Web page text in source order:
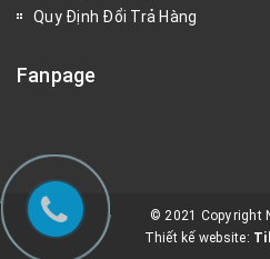
Quy Định Đổi Trả Hàng
Fanpage
© 2021 Copyright
Thiết kế website: